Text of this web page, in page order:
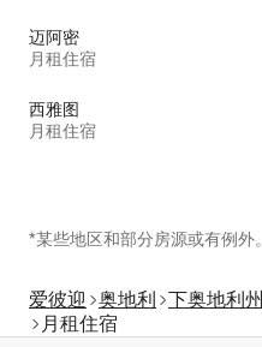
迈阿密
月租住宿
西雅图
月租住宿
*某些地区和部分房源或有例外。
爱彼迎 奥地利 下奥地利州
月租住宿